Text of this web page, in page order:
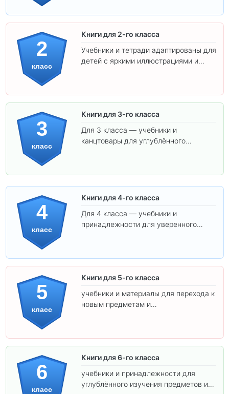
2
класс
Книги для 2-го класса
Учебники и тетради адаптированы для
детей с яркими иллюстрациями и
3
класс
Книги для 3-го класса
Для 3 класса — учебники и
канцтовары для углублённого
4
класс
Книги для 4-го класса
Для 4 класса — учебники и
принадлежности для уверенного
5
класс
Книги для 5-го класса
учебники и материалы для перехода к
новым предметам и
6
класс
Книги для 6-го класса
учебники и принадлежности для
углублённого изучения предметов и